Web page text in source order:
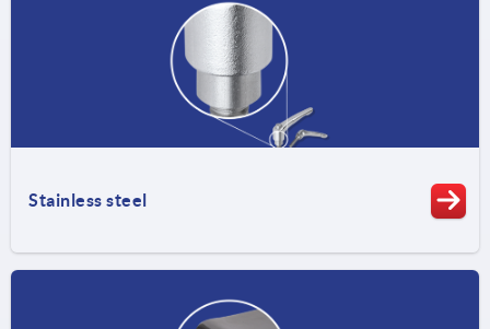
Stainless steel